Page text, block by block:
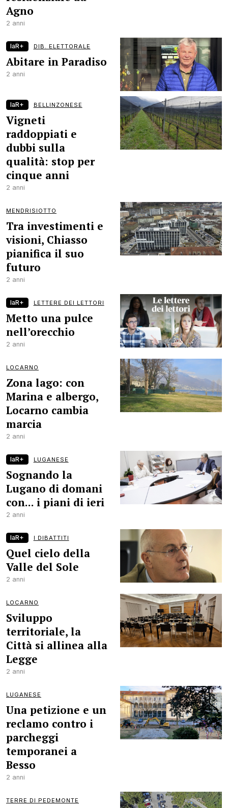
Agno
2 anni
laR+ DIB. ELETTORALE
Abitare in Paradiso
2 anni
laR+ BELLINZONESE
Vigneti
raddoppiati e
dubbi sulla
qualità: stop per
cinque anni
2 anni
MENDRISIOTTO
Tra investimenti e
visioni, Chiasso
pianifica il suo
futuro
2 anni
laR+ LETTERE DEI LETTORI
Metto una pulce
nell’orecchio
2 anni
LOCARNO
Zona lago: con
Marina e albergo,
Locarno cambia
marcia
2 anni
laR+ LUGANESE
Sognando la
Lugano di domani
con... i piani di ieri
2 anni
laR+ I DIBATTITI
Quel cielo della
Valle del Sole
2 anni
LOCARNO
Sviluppo
territoriale, la
Città si allinea alla
Legge
2 anni
LUGANESE
Una petizione e un
reclamo contro i
parcheggi
temporanei a
Besso
2 anni
TERRE DI PEDEMONTE